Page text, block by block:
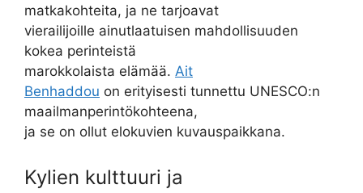
matkakohteita, ja ne tarjoavat
vierailijoille ainutlaatuisen mahdollisuuden
kokea perinteistä
marokkolaista elämää. Ait
Benhaddou on erityisesti tunnettu UNESCO:n
maailmanperintökohteena,
ja se on ollut elokuvien kuvauspaikkana.
Kylien kulttuuri ja